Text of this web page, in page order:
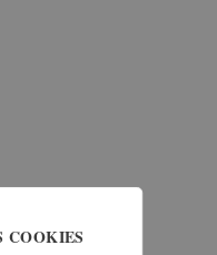
COOKIES